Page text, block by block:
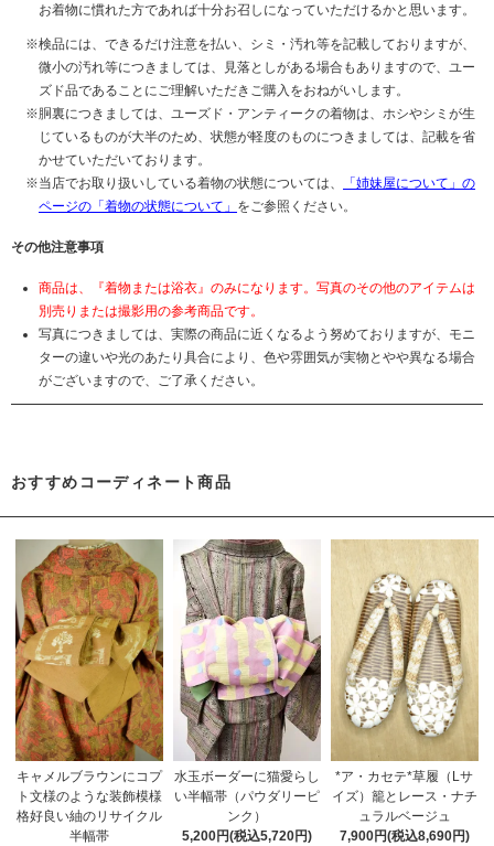
お着物に慣れた方であれば十分お召しになっていただけるかと思います。
検品には、できるだけ注意を払い、シミ・汚れ等を記載しておりますが、
微小の汚れ等につきましては、見落としがある場合もありますので、ユー
ズド品であることにご理解いただきご購入をおねがいします。
胴裏につきましては、ユーズド・アンティークの着物は、ホシやシミが生
じているものが大半のため、状態が軽度のものにつきましては、記載を省
かせていただいております。
当店でお取り扱いしている着物の状態については、
「姉妹屋について」の
ページの「着物の状態について」 をご参照ください。
その他注意事項
商品は、『着物または浴衣』のみになります。写真のその他のアイテムは
別売りまたは撮影用の参考商品です。
写真につきましては、実際の商品に近くなるよう努めておりますが、モニ
ターの違いや光のあたり具合により、色や雰囲気が実物とやや異なる場合
がございますので、ご了承ください。
おすすめコーディネート商品
キャメルブラウンにコプ
ト文様のような装飾模様
格好良い紬のリサイクル
半幅帯
水玉ボーダーに猫愛らし
い半幅帯（パウダリーピ
ンク）
5,200円(税込5,720円)
*ア・カセテ*草履（Lサ
イズ）籠とレース・ナチ
ュラルベージュ
7,900円(税込8,690円)